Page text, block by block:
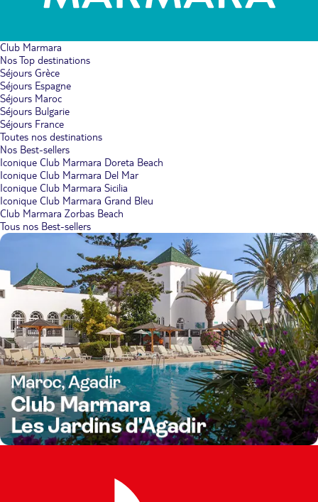
Club Marmara
Nos Top destinations
Séjours Grèce
Séjours Espagne
Séjours Maroc
Séjours Bulgarie
Séjours France
Toutes nos destinations
Nos Best-sellers
Iconique Club Marmara Doreta Beach
Iconique Club Marmara Del Mar
Iconique Club Marmara Sicilia
Iconique Club Marmara Grand Bleu
Club Marmara Zorbas Beach
Tous nos Best-sellers